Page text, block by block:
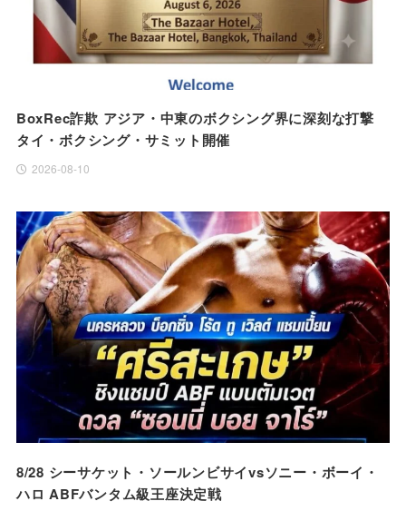
BoxRec詐欺 アジア・中東のボクシング界に深刻な打撃
タイ・ボクシング・サミット開催
2026-08-10
8/28 シーサケット・ソールンビサイvsソニー・ボーイ・
ハロ ABFバンタム級王座決定戦